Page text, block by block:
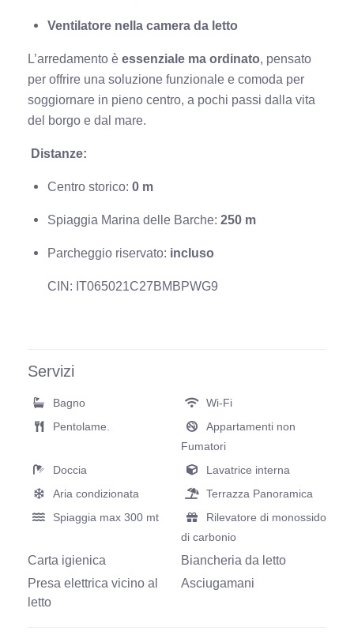
Ventilatore nella camera da letto
L’arredamento è essenziale ma ordinato , pensato
per offrire una soluzione funzionale e comoda per
soggiornare in pieno centro, a pochi passi dalla vita
del borgo e dal mare.
Distanze:
Centro storico: 0 m
Spiaggia Marina delle Barche: 250 m
Parcheggio riservato: incluso
CIN: IT065021C27BMBPWG9
Servizi
Bagno
Wi-Fi
Pentolame.
Appartamenti non
Fumatori
Doccia
Lavatrice interna
Aria condizionata
Terrazza Panoramica
Spiaggia max 300 mt
Rilevatore di monossido
di carbonio
Carta igienica
Biancheria da letto
Presa elettrica vicino al
letto
Asciugamani